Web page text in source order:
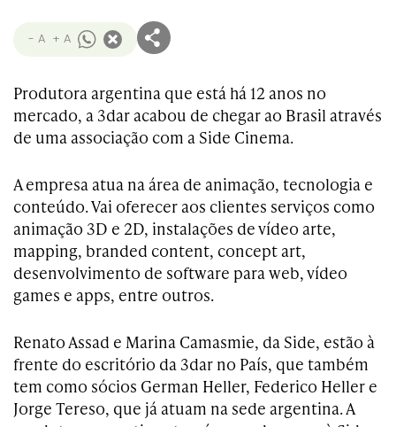
- A + A
Produtora argentina que está há 12 anos no
mercado, a 3dar acabou de chegar ao Brasil através
de uma associação com a Side Cinema.
A empresa atua na área de animação, tecnologia e
conteúdo. Vai oferecer aos clientes serviços como
animação 3D e 2D, instalações de vídeo arte,
mapping, branded content, concept art,
desenvolvimento de software para web, vídeo
games e apps, entre outros.
Renato Assad e Marina Camasmie, da Side, estão à
frente do escritório da 3dar no País, que também
tem como sócios German Heller, Federico Heller e
Jorge Tereso, que já atuam na sede argentina. A